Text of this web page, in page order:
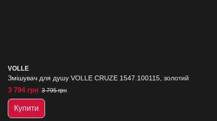
VOLLE
Змішувач для душу VOLLE CRUZE 1547.100115, золотий
3 794 грн 3 795 грн
Купити